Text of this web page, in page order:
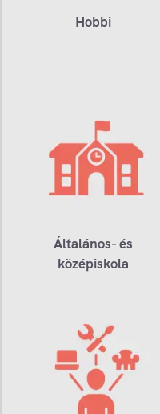
Hobbi
Általános- és
középiskola